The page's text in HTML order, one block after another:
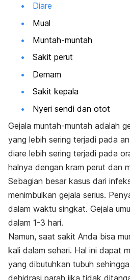
Diare
Mual
Muntah-muntah
Sakit perut
Demam
Sakit kepala
Nyeri sendi dan otot
Gejala muntah-muntah adalah
yang lebih sering terjadi pada
diare lebih sering terjadi pada
halnya dengan kram perut dan
Sebagian besar kasus dari
menimbulkan gejala serius.
dalam waktu singkat. Gejala
dalam 1-3 hari.
Namun, saat sakit Anda bisa
kali dalam sehari. Hal ini dapat
yang dibutuhkan tubuh